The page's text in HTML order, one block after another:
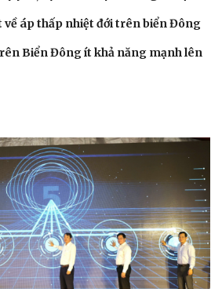
về áp thấp nhiệt đới trên biển Đông
Biển Đông ít khả năng mạnh lên